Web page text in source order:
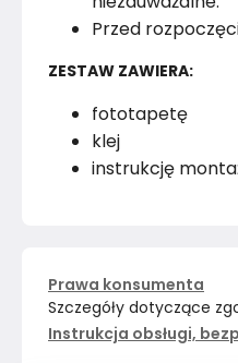
Przed
ZESTAW ZAWIERA:
fototapetę
klej
instrukcję
Prawa konsumenta
Szczegóły dotyczące
Instrukcja obsługi,